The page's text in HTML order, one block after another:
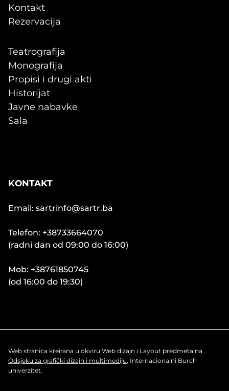
Kontakt
Rezervacija
Teatrografija
Monografija
Propisi i drugi akti
Historijat
Javne nabavke
Sala
KONTAKT
Email: sartrinfo@sartr.ba
Telefon: +38733664070
(radni dan od 09:00 do 16:00)
Mob: +38761850745
(od 16:00 do 19:30)
Web stranica kreirana u okviru Web dizajn i Layout predmeta na
Odsjeku za grafički dizajn i multimediju, Internacionalni Burch
univerzitet.